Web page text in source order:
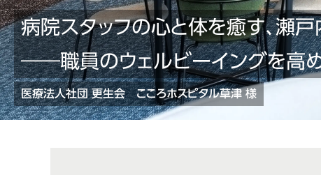
病院スタッフの心と体を癒す、瀬
――職員のウェルビーイングを高め
医療法人社団 更生会 こころホスピタル草津 様